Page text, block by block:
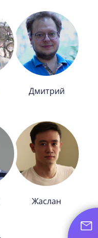
Дмитрий
Жаслан